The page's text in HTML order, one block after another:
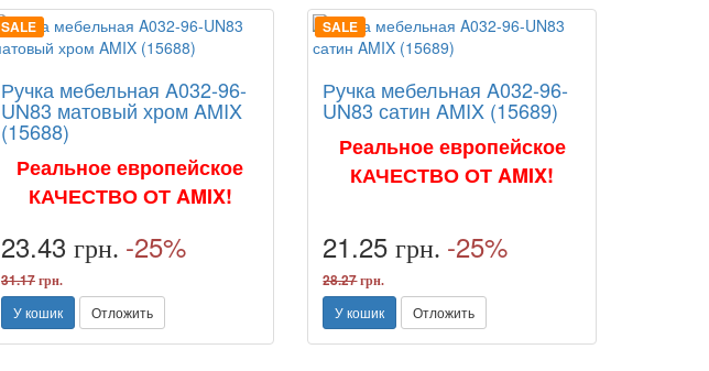
SALE
Ручка мебельная A032-96-
UN83 матовый хром AMIX
(15688)
Реальное европейское
КАЧЕСТВО ОТ AMIX!
23.43 грн. -25%
31.17 грн.
У кошик Отложить
SALE
Ручка мебельная A032-96-
UN83 сатин AMIX (15689)
Реальное европейское
КАЧЕСТВО ОТ AMIX!
21.25грн. -25%
28.27 грн.
У кошик Отложить